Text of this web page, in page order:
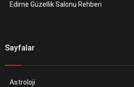
Edirne Güzellik Salonu Rehberi
Sayfalar
Astroloji